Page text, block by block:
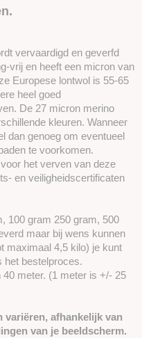
vervaardigd en geverfd
vrij en heeft een micron van
Europese lontwol is 55-65
heel goed
De 27 micron merino
kleuren. Wanneer
dan genoeg om eventueel
te voorkomen.
het verven van deze
en veiligheidscertificaten
100 gram 250 gram, 500
maar bij wens kunnen
maximaal 4,5 kilo) je kunt
het bestelproces.
meter. (1 meter is +/- 25
variëren, afhankelijk van
van je beeldscherm.